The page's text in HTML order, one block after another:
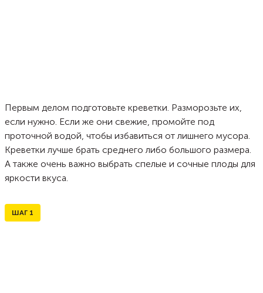
Первым делом подготовьте креветки. Разморозьте их,
если нужно. Если же они свежие, промойте под
проточной водой, чтобы избавиться от лишнего мусора.
Креветки лучше брать среднего либо большого размера.
А также очень важно выбрать спелые и сочные плоды для
яркости вкуса.
ШАГ 1